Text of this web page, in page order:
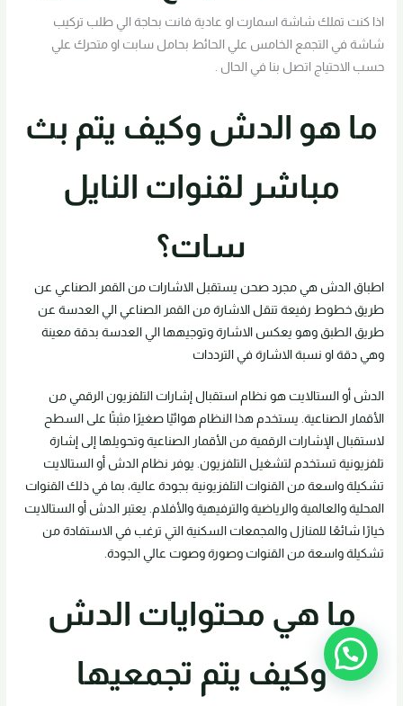
اذا كنت تملك شاشة اسمارت او عادية فانت بحاجة الي طلب تركيب
شاشة في التجمع الخامس علي الحائط بحامل سابت او متحرك علي
حسب الاحتياج اتصل بنا في الحال .
ما هو الدش وكيف يتم بث
مباشر لقنوات النايل
سات؟
اطباق الدش هي مجرد صحن يستقبل الاشارات من القمر الصناعي عن
طريق خطوط رفيعة تنقل الاشارة من القمر الصناعي الي العدسة عن
طريق الطبق وهو يعكس الاشارة وتوجيهها الي العدسة بدقة معينة
وهي دقة او نسبة الاشارة في الترددات
الدش أو الستالايت هو نظام استقبال إشارات التلفزيون الرقمي من
الأقمار الصناعية. يستخدم هذا النظام هوائيًا صغيرًا مثبتًا على السطح
لاستقبال الإشارات الرقمية من الأقمار الصناعية وتحويلها إلى إشارة
تلفزيونية تستخدم لتشغيل التلفزيون. يوفر نظام الدش أو الستالايت
تشكيلة واسعة من القنوات التلفزيونية بجودة عالية، بما في ذلك القنوات
المحلية والعالمية والرياضية والترفيهية والأفلام. يعتبر الدش أو الستالايت
خيارًا شائعًا للمنازل والمجمعات السكنية التي ترغب في الاستفادة من
تشكيلة واسعة من القنوات وصورة وصوت عالي الجودة.
ما هي محتوايات الدش
وكيف يتم تجمعيها